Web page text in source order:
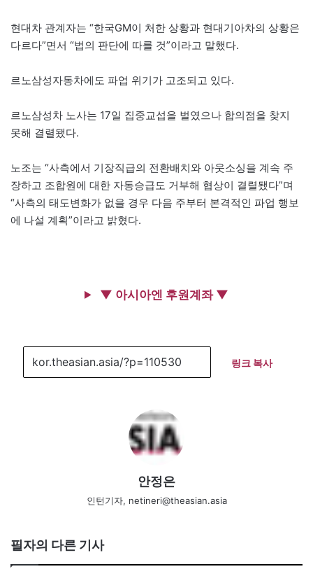
현대차 관계자는 “한국GM이 처한 상황과 현대기아차의 상황은
다르다”면서 “법의 판단에 따를 것”이라고 말했다.
르노삼성자동차에도 파업 위기가 고조되고 있다.
르노삼성차 노사는 17일 집중교섭을 벌였으나 합의점을 찾지
못해 결렬됐다.
노조는 “사측에서 기장직급의 전환배치와 아웃소싱을 계속 주
장하고 조합원에 대한 자동승급도 거부해 협상이 결렬됐다”며
“사측의 태도변화가 없을 경우 다음 주부터 본격적인 파업 행보
에 나설 계획”이라고 밝혔다.
▼ 아시아엔 후원계좌 ▼
링크 복사
안정은
인턴기자, netineri@theasian.asia
필자의 다른 기사